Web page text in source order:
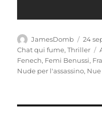
Auteur
JamesDomb
le
24
Chat qui fume,Thriller
Fenech, Femi Benussi,
Nude per l'assassino, Nue